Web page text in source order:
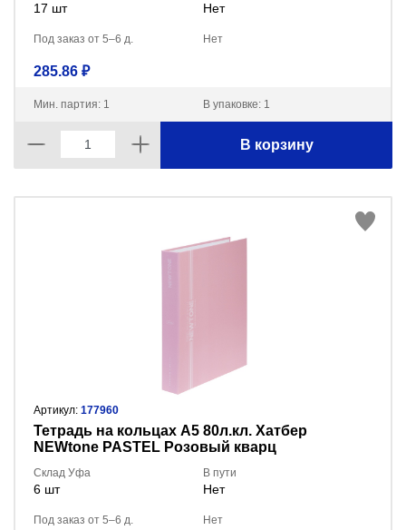
17 шт Нет
Под заказ от 5–6 д. Нет
285.86 ₽
Мин. партия: 1 В упаковке: 1
В корзину
Артикул: 177960
Тетрадь на кольцах А5 80л.кл. Хатбер
NEWtone PASTEL Розовый кварц
Склад Уфа
6 шт
В пути
Нет
Под заказ от 5–6 д. Нет